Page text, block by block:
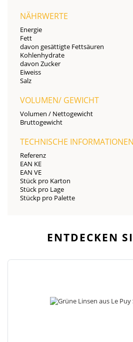
NÄHRWERTE
Energie
Fett
davon gesättigte Fettsäuren
Kohlenhydrate
davon Zucker
Eiweiss
Salz
VOLUMEN/ GEWICHT
Volumen / Nettogewicht
Bruttogewicht
TECHNISCHE INFORMATIONEN
Referenz
EAN KE
EAN VE
Stück pro Karton
Stück pro Lage
Stückp pro Palette
ENTDECKEN